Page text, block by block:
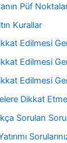
Püf
Kurallar
Edilmesi
Edilmesi
Edilmesi
Dikkat
Sorulan